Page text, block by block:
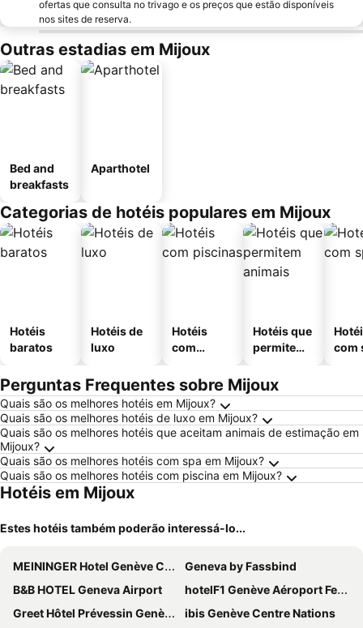
ofertas que consulta no trivago e os preços que estão disponíveis
nos sites de reserva.
Outras estadias em Mijoux
Bed and
breakfasts
Aparthotel
Categorias de hotéis populares em Mijoux
Hotéis
baratos
Hotéis de
luxo
Hotéis
com
Hotéis que
permitem
com
Perguntas Frequentes sobre Mijoux
Quais são os melhores hotéis em Mijoux?
Quais são os melhores hotéis de luxo em Mijoux?
Quais são os melhores hotéis que aceitam animais de estimação em
Mijoux?
Quais são os melhores hotéis com spa em Mijoux?
Quais são os melhores hotéis com piscina em Mijoux?
Hotéis em Mijoux
Estes hotéis também poderão interessá-lo...
MEININGER Hotel Genève Centre Charmilles
Geneva by Fassbind
B&B HOTEL Geneva Airport
hotelF1 Genève Aéroport Ferney
Greet Hôtel Prévessin Genève Aéroport
ibis Genève Centre Nations